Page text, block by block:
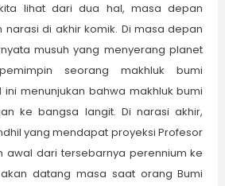
lihat dari dua hal, masa depan
narasi di akhir komik. Di masa depan
musuh yang menyerang planet
seorang makhluk bumi
ini menunjukan bahwa makhluk bumi
ke bangsa langit. Di narasi akhir,
yang mendapat proyeksi Profesor
awal dari tersebarnya perennium ke
datang masa saat orang Bumi